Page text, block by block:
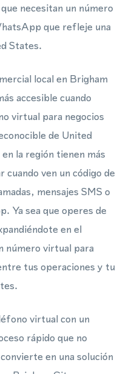
necesitan un número
que refleje una
States.
local en Brigham
accesible cuando
virtual para negocios
de United
la región tienen más
ven un código de
mensajes SMS o
Ya sea que operes de
en el
número virtual para
tus operaciones y tu
virtual con un
rápido que no
en una solución